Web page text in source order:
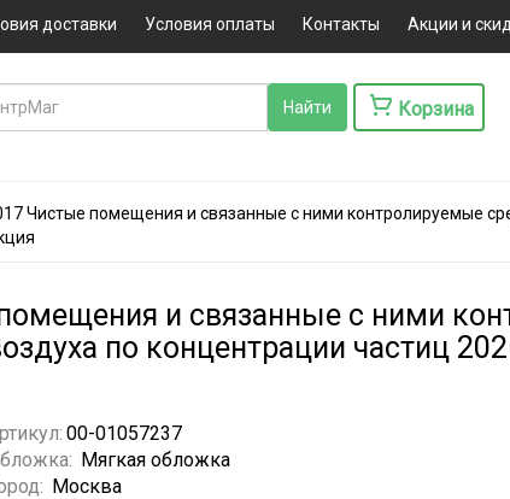
доставки Условия оплаты Контакты Акции и
Корзина
Чистые помещения и связанные с ними контролируемые
и связанные с ними
по концентрации частиц
00-01057237
Мягкая обложка
Москва